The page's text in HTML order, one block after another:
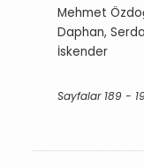
Mehmet
Daphan,
İskender
Sayfalar 189 -